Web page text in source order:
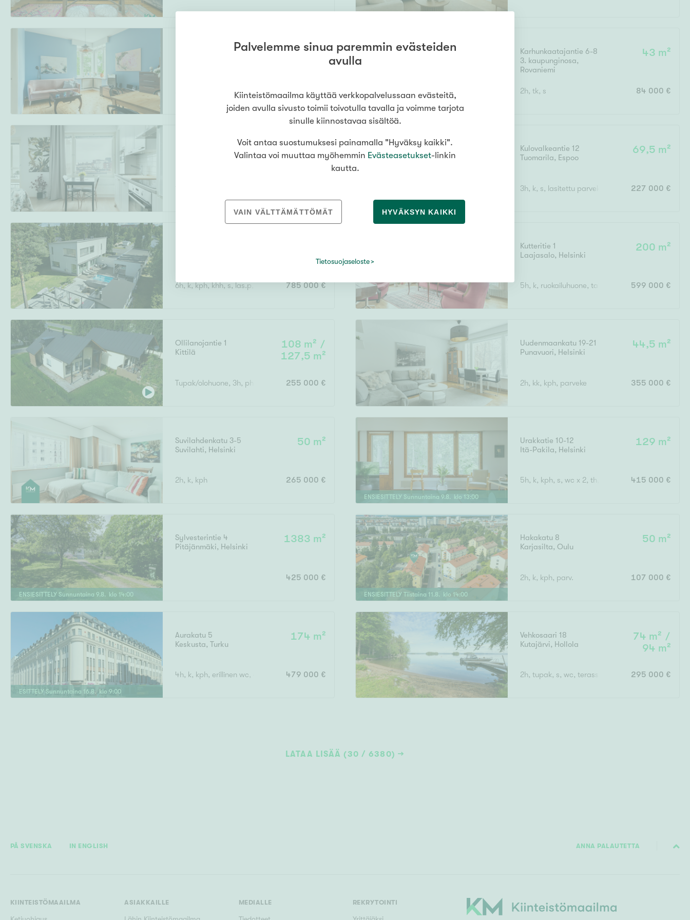
35 m²
158 000 €
Karhunkaatajantie 6-8
3. kaupunginosa,
Rovaniemi
43 m²
2h, tk, s 84 000 €
Helsinki
23 m²
Kulovalkeantie 12
Tuomarila, Espoo
69,5 m²
3h, k, s, lasitettu parveke 227 000 €
275 m²
6h, k, kph, khh, s, las.p, terassi + autotalli
785 000 €
Kutteritie 1
Laajasalo, Helsinki
200 m²
5h, k, ruokailuhuone, takkahuone, kph, sauna, 2x
599 000 €
Ollilanojantie 1
Kittilä
108 m² /
127,5 m²
Tupak/olohuone, 3h, ph, s, khh, et, 2wc255 000 €
Uudenmaankatu 19-21
Punavuori, Helsinki
44,5 m²
2h, kk, kph, parveke 355 000 €
Suvilahdenkatu 3-5
Suvilahti, Helsinki
50 m²
2h, k, kph 265 000 €
ENSIESITTELY Sunnuntaina 9.8 . klo 13:00
Urakkatie 10-12
Itä-Pakila, Helsinki
129 m²
5h, k, kph, s, wc x 2, th, terassiparveke, vilpola,
415 000 €
ENSIESITTELY Sunnuntaina 9.8. klo 14:00
Sylvesterintie 4
Pitäjänmäki, Helsinki
1383 m²
425 000 €
ENSIESITTELY Tiistaina 11 .8. klo 14:00
Hakakatu 8
Karjasilta, Oulu
50 m²
2h, k, kph, parv. 107 000 €
ESITTELY Sunnuntaina 16.8. klo 9:00
Aurakatu 5
Keskusta,Turku
174 m²
4h, k, kph, erillinen wc, eteinen, p479 000 €
Vehkosaari 18
Kutajärvi, Hollola
74 m² /
94 m²
2h, tupak, s, wc, terassi 295 000 €
LATAA LISÄÄ (30 / 6380)
PÅ SVENSKA IN ENGLISH ANNA PALAUTETTA
KIINTEISTÖMAAILMA ASIAKKAILLE MEDIALLE REKRYTOINTI
Palvelemme sinua paremmin evästeiden
avulla
Kiinteistömaailma käyttää verkkopalvelussaan evästeitä,
joiden avulla sivusto toimii toivotulla tavalla ja voimme tarjota
sinulle kiinnostavaa sisältöä.
Voit antaa suostumuksesi painamalla "Hyväksy kaikki".
Valintaa voi muuttaa myöhemmin Evästeasetukset-linkin
kautta.
VAIN VÄLTTÄMÄTTÖMÄT HYVÄKSYN KAIKKI
Tietosuojaseloste